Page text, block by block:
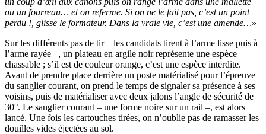
ou un fourreau… et on referme. Si on ne le fait pas, c’est un point
perdu !, glisse le formateur. Dans la vraie vie, c’est une amende…»
Sur les différents pas de tir – les candidats tirent à l’arme lisse puis à
l’arme rayée –, un plateau en argile noir représente une espèce
chassable ; s’il est de couleur orange, c’est une espèce interdite.
Avant de prendre place derrière un poste matérialisé pour l’épreuve
du sanglier courant, on prend le temps de signaler sa présence à ses
voisins, puis de matérialiser avec deux jalons l’angle de sécurité de
30°. Le sanglier courant – une forme noire sur un rail –, est alors
lancé. Une fois les cartouches tirées, on n’oublie pas de ramasser les
douilles vides éjectées au sol.